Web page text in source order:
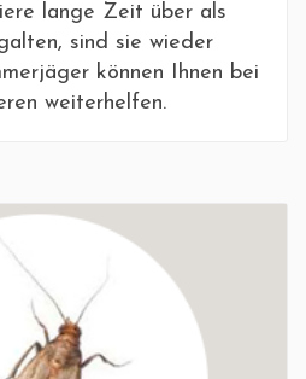
lange Zeit über als
sind sie wieder
können Ihnen bei
weiterhelfen.